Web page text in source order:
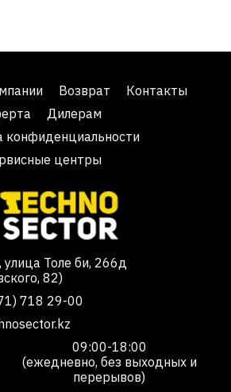
Возврат
Контакты
Дилерам
конфиденциальности
центры
Толе би, 266д
82)
718 29-00
09:00-18:00
(ежедневно, без выходных и
перерывов)